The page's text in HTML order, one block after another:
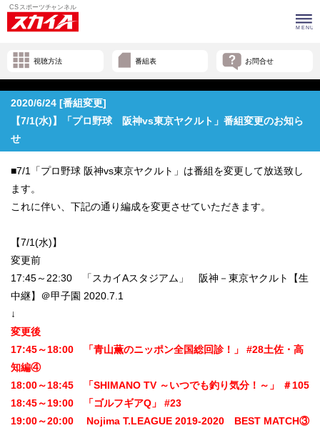
視聴方法 番組表 お問合せ
2020/6/24 [番組変更]
【7/1(水)】「プロ野球 阪神vs東京ヤクルト」番組変更のお知ら
せ
■7/1「プロ野球 阪神vs東京ヤクルト」は番組を変更して放送致し
ます。
これに伴い、下記の通り編成を変更させていただきます。
【7/1(水)】
変更前
17:45～22:30 「スカイAスタジアム」 阪神－東京ヤクルト【生
中継】＠甲子園 2020.7.1
↓
変更後
17:45～18:00 「青山薫のニッポン全国総回診！」 #28土佐・高
知編④
18:00～18:45 「SHIMANO TV ～いつでも釣り気分！～」 ＃105
18:45～19:00 「ゴルフギアQ」 #23
19:00～20:00 Nojima T.LEAGUE 2019-2020 BEST MATCH③